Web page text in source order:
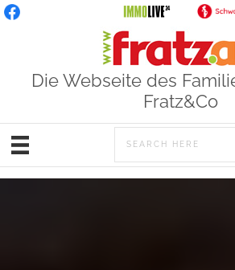
Die Webseite des
Fratz&Co